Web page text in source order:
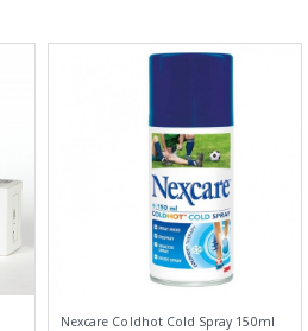
Nexcare Coldhot Cold Spray 150ml